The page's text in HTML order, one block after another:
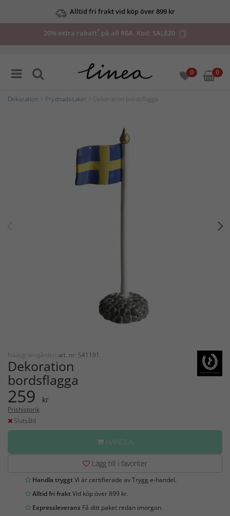
Alltid fri frakt vid köp över 899 kr
20% extra rabatt*på all REA. Kod: SALE20
0 0
Dekoration Prydnadssaker > Dekoration bordsflagga
Nääsgränsgården art. nr: 541191
Dekoration
bordsflagga
259 kr
Prishistorik
Slutsåld
HANDLA
Lägg till i favoriter
Handla tryggtVi är certifierade av Trygg e-handel.
Alltid fri fraktVid köp över 899 kr.
Expressleverans Få ditt paket redan imorgon.